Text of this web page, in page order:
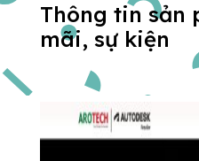
Thông tin sản
mãi, sự kiện